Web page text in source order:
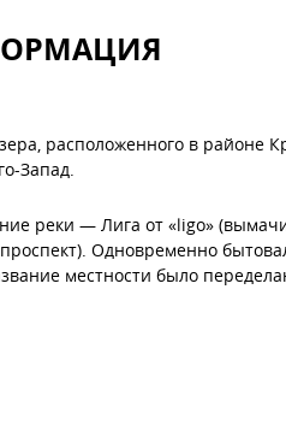
расположенного в
Запад.
реки — Лига от «ligo»
Одновременно
местности было